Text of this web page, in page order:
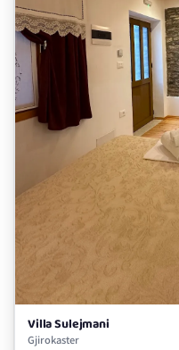
Villa Sulejmani
Gjirokaster